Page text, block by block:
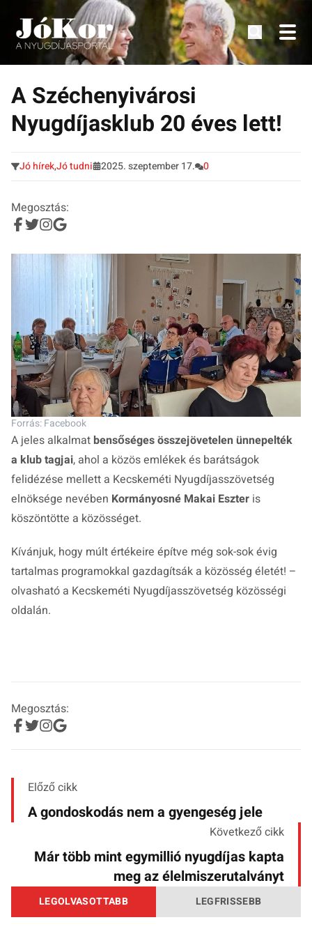
Tovább
tartalomra
Tudnivalók, érdekességek idősek számára.
A Széchenyivárosi
Nyugdíjasklub 20 éves lett!
Jó hírek,Jó tudni 2025. szeptember 17. 0
Megosztás:
Forrás: Facebook
A jeles alkalmat bensőséges összejövetelen ünnepelték
a klub tagjai, ahol a közös emlékek és barátságok
felidézése mellett a Kecskeméti Nyugdíjasszövetség
elnöksége nevében Kormányosné Makai Eszter is
köszöntötte a közösséget.
Kívánjuk, hogy múlt értékeire építve még sok-sok évig
tartalmas programokkal gazdagítsák a közösség életét! –
olvasható a Kecskeméti Nyugdíjasszövetség közösségi
oldalán.
Megosztás:
Előző cikk
A gondoskodás nem a gyengeség jele
Következő cikk
Már több mint egymillió nyugdíjas kapta
meg az élelmiszerutalványt
LEGOLVASOTTABB LEGFRISSEBB